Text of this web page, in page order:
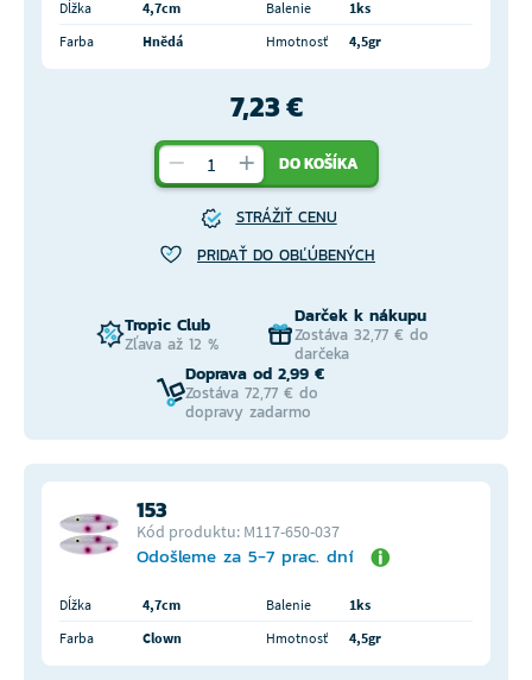
Dĺžka 4,7cm Balenie
1ks
Farba
Hnědá Hmotnosť 4,5gr
7,23 €
DO KOŠÍKA
STRÁŽIŤ CENU
PRIDAŤ DO OBĽÚBENÝCH
Tropic Club
Zľava až 12 %
Darček k nákupu
Zostáva 32,77 € do
darčeka
Doprava od 2,99 €
Zostáva 72,77 € do
dopravy zadarmo
153
Kód produktu: M117-650-037
Odošleme za 5-7 prac. dní
Dĺžka 4,7cm Balenie
1ks
Farba
Clown Hmotnosť 4,5gr